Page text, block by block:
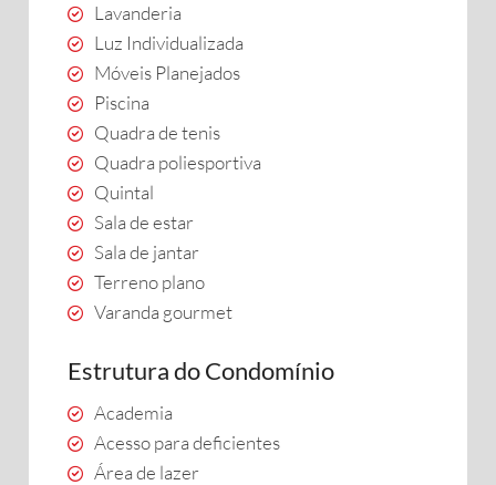
Lavanderia
Luz Individualizada
Móveis Planejados
Piscina
Quadra de tenis
Quadra poliesportiva
Quintal
Sala de estar
Sala de jantar
Terreno plano
Varanda gourmet
Estrutura do Condomínio
Academia
Acesso para deficientes
Área de lazer